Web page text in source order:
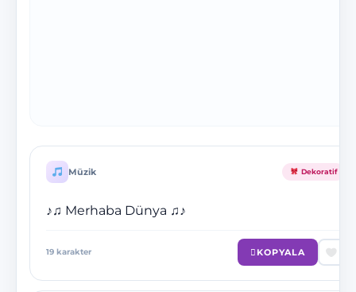
Müzik Dekoratif
♪♫ Merhaba Dünya ♫♪
19 karakter KOPYALA